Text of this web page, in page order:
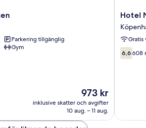
Parkering tillgänglig
Gym
Priset
är
973 kr
973 kr
inklusive skatter och avgifter
10 aug. – 11 aug.
Hotel
centrum
Hotel
6.6
av
6,6 608